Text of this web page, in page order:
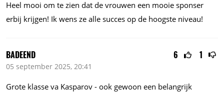
Heel mooi om te zien dat de vrouwen een mooie sponser
erbij krijgen! Ik wens ze alle succes op de hoogste niveau!
6 1
BADEEND
05 september 2025, 20:41
Grote klasse va Kasparov - ook gewoon een belangrijk